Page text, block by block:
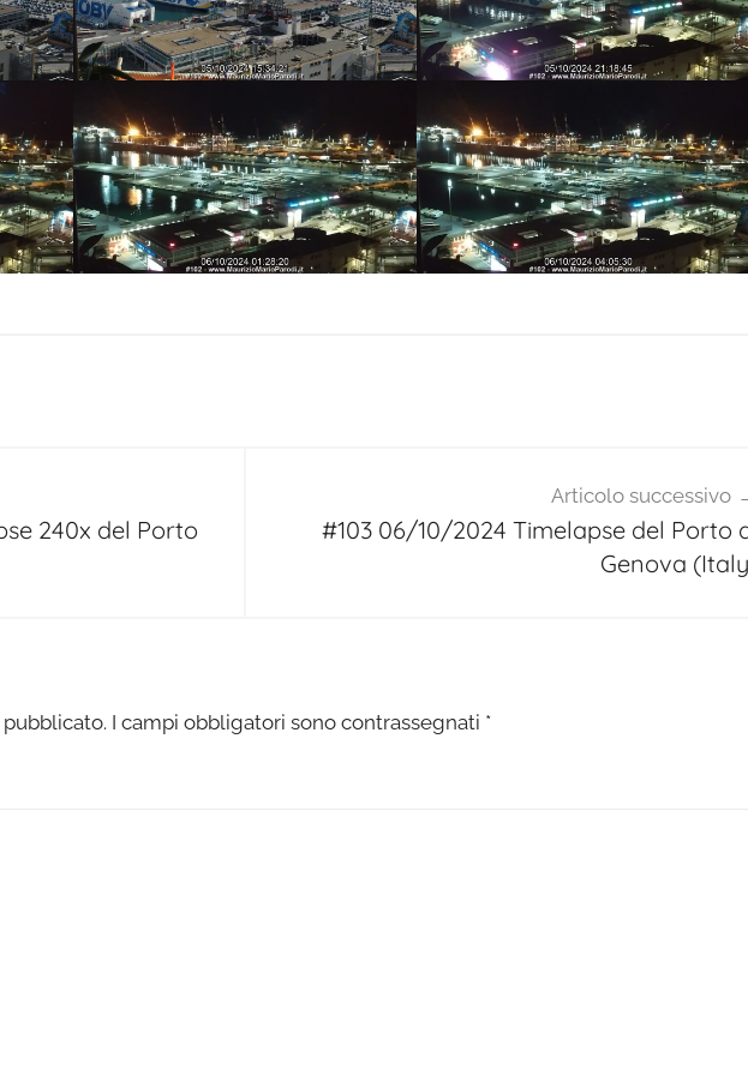
240x del Porto
Articolo successivo
#103 06/10/2024 Timelapse del Porto
Genova
I campi obbligatori sono contrassegnati *